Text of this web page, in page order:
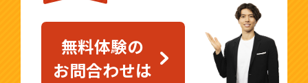
無料体験の
お問合わせは